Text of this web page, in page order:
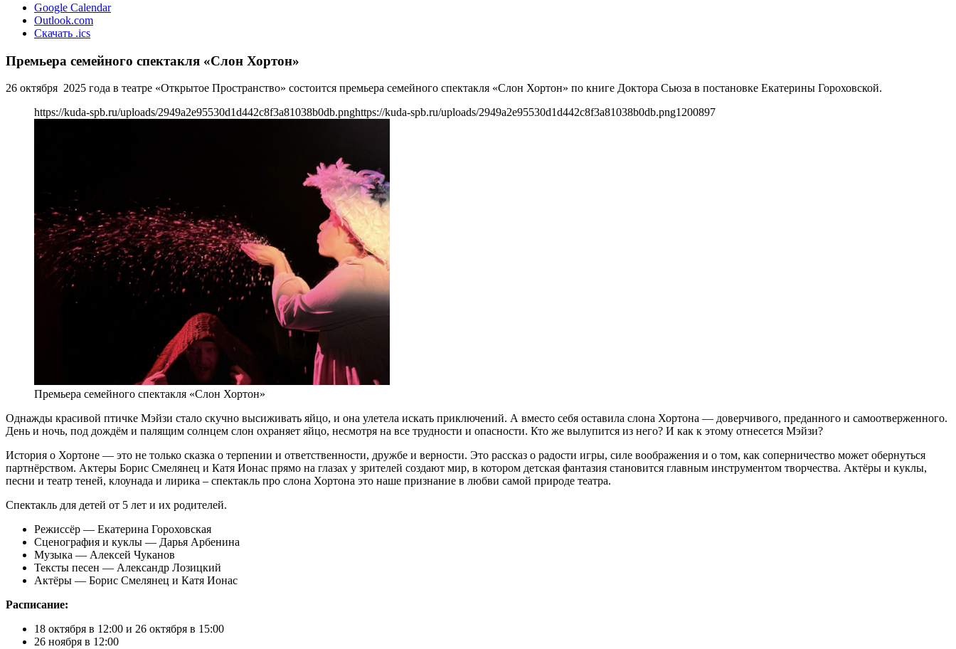
Google Calendar
Outlook.com
Скачать .ics
Премьера семейного спектакля «Слон Хортон»
26 октября 2025 года в театре «Открытое Пространство» состоится премьера семейного спектакля «Слон Хортон» по книге Доктора Сьюза в постановке Екатерины Гороховской.
https://kuda-spb.ru/uploads/2949a2e95530d1d442c8f3a81038b0db.pnghttps://kuda-spb.ru/uploads/2949a2e95530d1d442c8f3a81038b0db.png1200897
Премьера семейного спектакля «Слон Хортон»
Однажды красивой птичке Мэйзи стало скучно высиживать яйцо, и она улетела искать приключений. А вместо себя оставила слона Хортона — доверчивого, преданного и самоотверженного.
День и ночь, под дождём и палящим солнцем слон охраняет яйцо, несмотря на все трудности и опасности. Кто же вылупится из него? И как к этому отнесется Мэйзи?
История о Хортоне — это не только сказка о терпении и ответственности, дружбе и верности. Это рассказ о радости игры, силе воображения и о том, как соперничество может обернуться
партнёрством. Актеры Борис Смелянец и Катя Ионас прямо на глазах у зрителей создают мир, в котором детская фантазия становится главным инструментом творчества. Актёры и куклы,
песни и театр теней, клоунада и лирика – спектакль про слона Хортона это наше признание в любви самой природе театра.
Спектакль для детей от 5 лет и их родителей.
Режиссёр — Екатерина Гороховская
Сценография и куклы — Дарья Арбенина
Музыка — Алексей Чуканов
Тексты песен — Александр Лозицкий
Актёры — Борис Смелянец и Катя Ионас
Расписание:
18 октября в 12:00 и 26 октября в 15:00
26 ноября в 12:00